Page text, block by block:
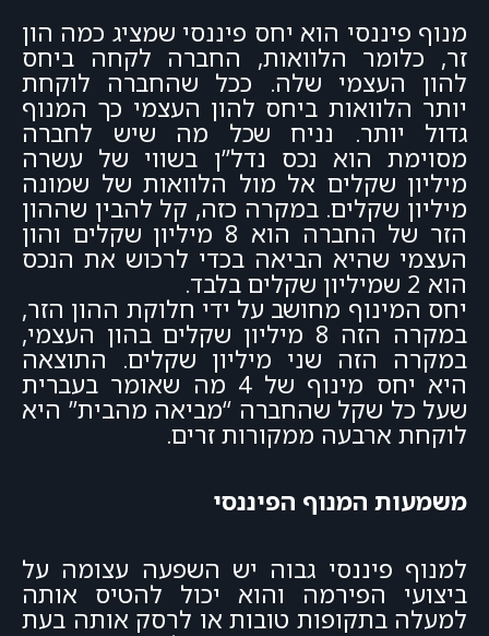
מנוף פיננסי הוא יחס פיננסי שמציג כמה הון
זר, כלומר הלוואות, החברה לקחה ביחס
להון העצמי שלה. ככל שהחברה לוקחת
יותר הלוואות ביחס להון העצמי כך המנוף
גדול יותר. נניח שכל מה שיש לחברה
מסוימת הוא נכס נדל”ן בשווי של עשרה
מיליון שקלים אל מול הלוואות של שמונה
מיליון שקלים. במקרה כזה, קל להבין שההון
הזר של החברה הוא 8 מיליון שקלים והון
העצמי שהיא הביאה בכדי לרכוש את הנכס
הוא 2 שמיליון שקלים בלבד.
יחס המינוף מחושב על ידי חלוקת ההון הזר,
במקרה הזה 8 מיליון שקלים בהון העצמי,
במקרה הזה שני מיליון שקלים. התוצאה
היא יחס מינוף של 4 מה שאומר בעברית
שעל כל שקל שהחברה “מביאה מהבית” היא
לוקחת ארבעה ממקורות זרים.
משמעות המנוף הפיננסי
למנוף פיננסי גבוה יש השפעה עצומה על
ביצועי הפירמה והוא יכול להטיס אותה
למעלה בתקופות טובות או לרסק אותה בעת